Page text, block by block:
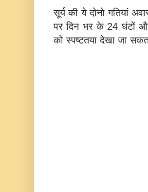
सूर्य की ये दोनो गतियां
पर दिन भर के 24 घंटों
को स्‍पष्‍टतया देखा जा